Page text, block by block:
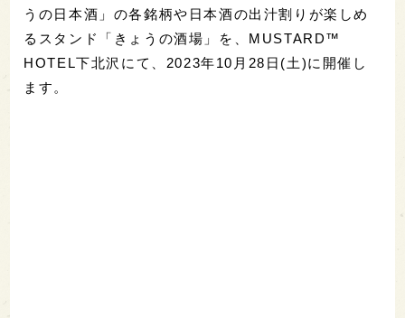
うの日本酒」の各銘柄や日本酒の出汁割りが楽しめ
るスタンド「きょうの酒場」を、MUSTARD™
HOTEL下北沢にて、2023年10月28日(土)に開催し
ます。